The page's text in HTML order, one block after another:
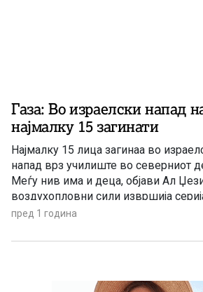
Газа: Во израелски напад
најмалку 15 загинати
Најмалку 15 лица загинаа во
напад врз училиште во северниот
Меѓу нив има и деца, објави Ал
воздухопловни сили извршија
зградата на женското училиште во
последните 24 часа, најмалку 40
пред 1 година